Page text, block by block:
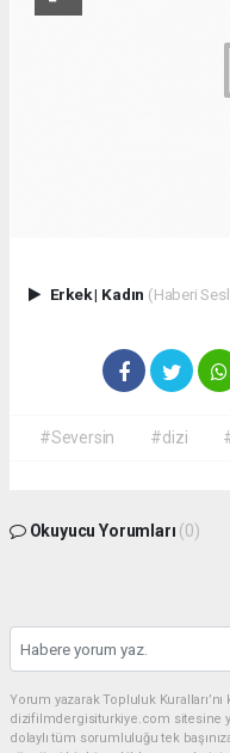
Erkek| Kadın (Haberi
#Seversin #dizi
Okuyucu Yorumları (0)
Yorum yazarak Topluluk
dizifilmdergisiturkiye.com sitesine
dolaylı tüm sorumluluğu tek